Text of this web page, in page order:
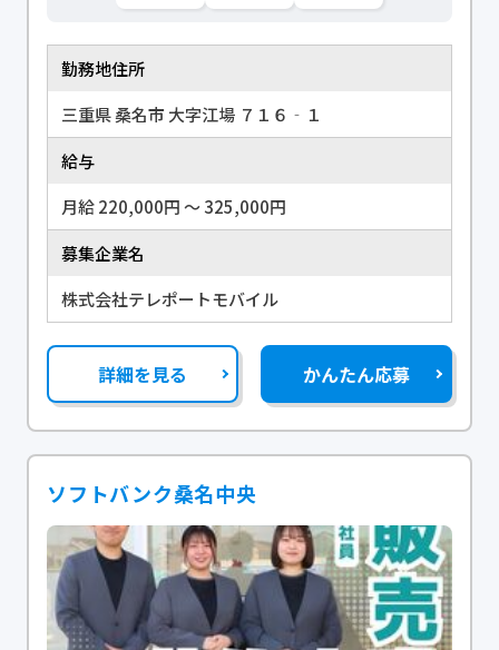
勤務地住所
三重県 桑名市 大字江場 ７１６‐１
給与
月給 220,000円 〜 325,000円
募集企業名
株式会社テレポートモバイル
詳細を見る かんたん応募
ソフトバンク桑名中央